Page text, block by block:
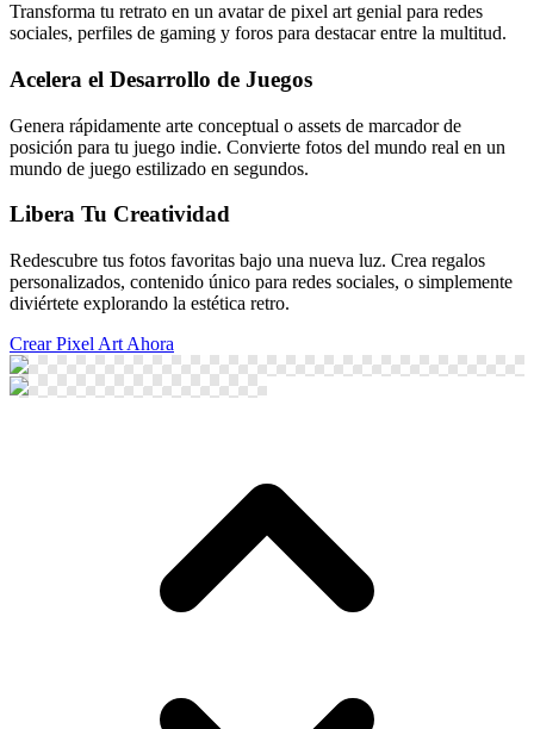
Transforma tu retrato en un avatar de pixel art genial para redes
sociales, perfiles de gaming y foros para destacar entre la multitud.
Acelera el Desarrollo de Juegos
Genera rápidamente arte conceptual o assets de marcador de
posición para tu juego indie. Convierte fotos del mundo real en un
mundo de juego estilizado en segundos.
Libera Tu Creatividad
Redescubre tus fotos favoritas bajo una nueva luz. Crea regalos
personalizados, contenido único para redes sociales, o simplemente
diviértete explorando la estética retro.
Crear Pixel Art Ahora